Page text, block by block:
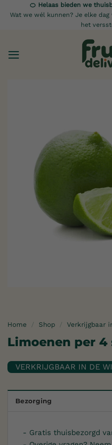
naar
🍊 Helaas bieden we
Wat we wél kunnen? Je elke
het
Home / Shop / Verkrijgbaar
Limoenen per 4
Bezorging
- Gratis thuisbezorgd